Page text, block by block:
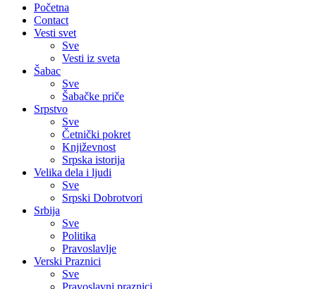
Početna
Contact
Vesti svet
Sve
Vesti iz sveta
Šabac
Sve
Šabačke priče
Srpstvo
Sve
Četnički pokret
Književnost
Srpska istorija
Velika dela i ljudi
Sve
Srpski Dobrotvori
Srbija
Sve
Politika
Pravoslavlje
Verski Praznici
Sve
Pravoslavni praznici